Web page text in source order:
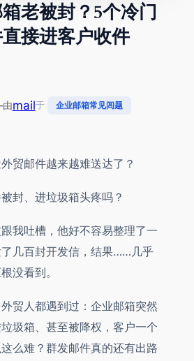
老被封？5个冷门
接进客户收件
由mail于 企业邮箱常见闾题
贸邮件越来越难送达了？
封、进垃圾箱头疼吗？
我吐槽，他好不容易整理了一
几百封开发信，结果……几乎
没看到。
贸人都遇到过：企业邮箱突然
圾箱、甚至被降权，客户一个
么难？群发邮件真的还有出路